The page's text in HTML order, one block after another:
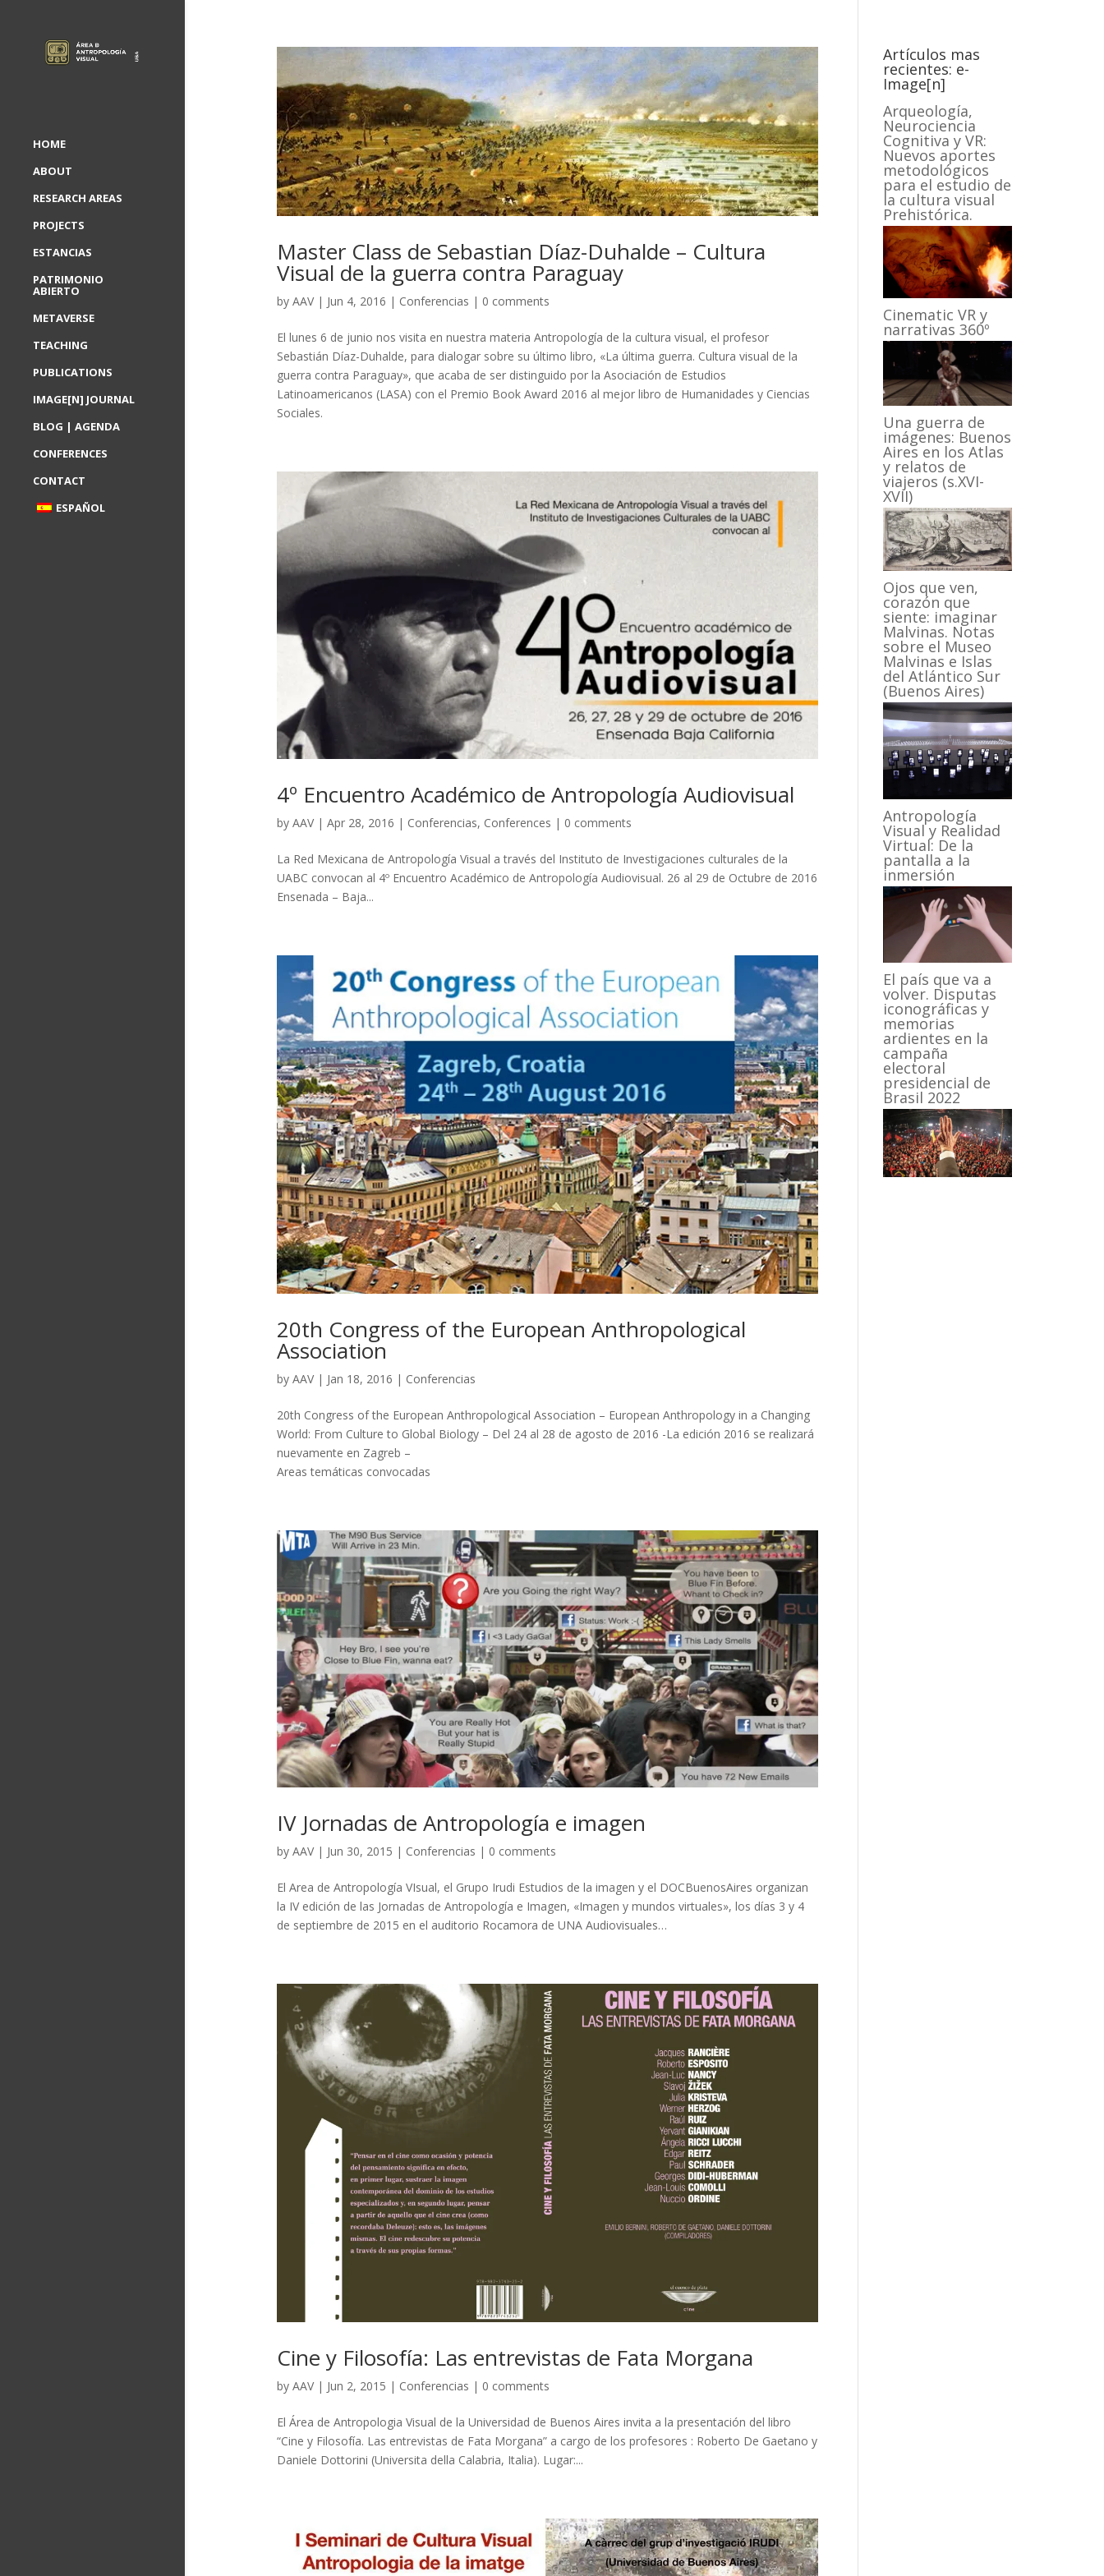
HOME
ABOUT
RESEARCH AREAS
PROJECTS
ESTANCIAS
PATRIMONIO
ABIERTO
METAVERSE
TEACHING
PUBLICATIONS
IMAGE[N] JOURNAL
BLOG | AGENDA
CONFERENCES
CONTACT
ESPAÑOL
Master Class de Sebastian Díaz-Duhalde – Cultura
Visual de la guerra contra Paraguay
by AAV| Jun 4, 2016 | Conferencias | 0 comments
El lunes 6 de junio nos visita en nuestra materia Antropología de la cultura visual, el profesor
Sebastián Díaz-Duhalde, para dialogar sobre su último libro, «La última guerra. Cultura visual de la
guerra contra Paraguay», que acaba de ser distinguido por la Asociación de Estudios
Latinoamericanos (LASA) con el Premio Book Award 2016 al mejor libro de Humanidades y Ciencias
Sociales.
4º Encuentro Académico de Antropología Audiovisual
by AAV| Apr 28, 2016 | Conferencias, Conferences | 0 comments
La Red Mexicana de Antropología Visual a través del Instituto de Investigaciones culturales de la
UABC convocan al 4º Encuentro Académico de Antropología Audiovisual. 26 al 29 de Octubre de 2016
Ensenada – Baja...
20th Congress of the European Anthropological
Association
by AAV| Jan 18, 2016 | Conferencias
20th Congress of the European Anthropological Association – European Anthropology in a Changing
World: From Culture to Global Biology – Del 24 al 28 de agosto de 2016 -La edición 2016 se realizará
nuevamente en Zagreb –
Areas temáticas convocadas
IV Jornadas de Antropología e imagen
by AAV| Jun 30, 2015 | Conferencias | 0 comments
El Area de Antropología VIsual, el Grupo Irudi Estudios de la imagen y el DOCBuenosAires organizan
la IV edición de las Jornadas de Antropología e Imagen, «Imagen y mundos virtuales», los días 3 y 4
de septiembre de 2015 en el auditorio Rocamora de UNA Audiovisuales…
Cine y Filosofía: Las entrevistas de Fata Morgana
by AAV| Jun 2, 2015 | Conferencias | 0 comments
El Área de Antropologia Visual de la Universidad de Buenos Aires invita a la presentación del libro
“Cine y Filosofía. Las entrevistas de Fata Morgana” a cargo de los profesores : Roberto De Gaetano y
Daniele Dottorini (Universita della Calabria, Italia). Lugar:...
Artículos mas
recientes: e-
Image[n]
Arqueología,
Neurociencia
Cognitiva y VR:
Nuevos aportes
metodológicos
para el estudio de
la cultura visual
Prehistórica.
Cinematic VR y
narrativas 360º
Una guerra de
imágenes: Buenos
Aires en los Atlas
y relatos de
viajeros (s.XVI-
XVII)
Ojos que ven,
corazón que
siente: imaginar
Malvinas. Notas
sobre el Museo
Malvinas e Islas
del Atlántico Sur
(Buenos Aires)
Antropología
Visual y Realidad
Virtual: De la
pantalla a la
inmersión
El país que va a
volver. Disputas
iconográficas y
memorias
ardientes en la
campaña
electoral
presidencial de
Brasil 2022